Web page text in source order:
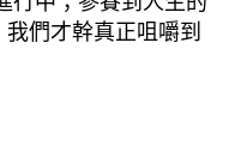
們才幹真正咀嚼到